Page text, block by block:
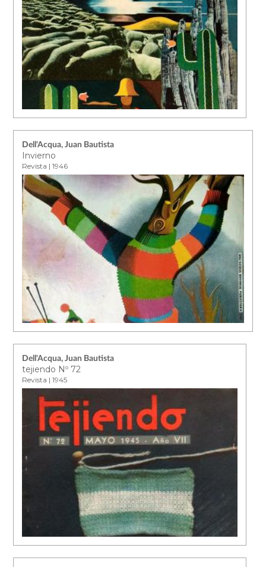
Dell'Acqua, Juan Bautista
Invierno
Revista | 1946
Dell'Acqua, Juan Bautista
tejiendo Nº 72
Revista | 1945